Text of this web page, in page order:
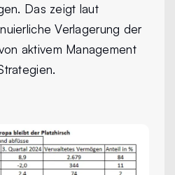
Das zeigt laut
Verlagerung der
aktivem Management